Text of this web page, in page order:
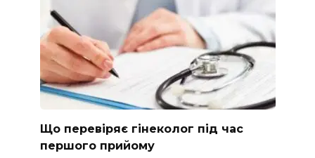
Що перевіряє гінеколог під час
першого прийому